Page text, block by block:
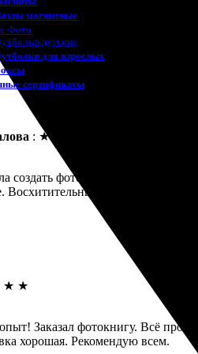
магнитные
Фото
детские
для взрослых
сертификаты
решили сделать
вопросы решили оперативно.
: ★
создать фотокнигу с
фотографии,
★ ★
Заказал фотокнигу. Всё
хорошая. Рекомендую всем.